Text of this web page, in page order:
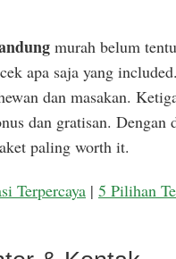
murah belum
apa saja yang
dan masakan.
dan gratisan. Dengan
paling worth it.
Terpercaya | 5 Pilihan